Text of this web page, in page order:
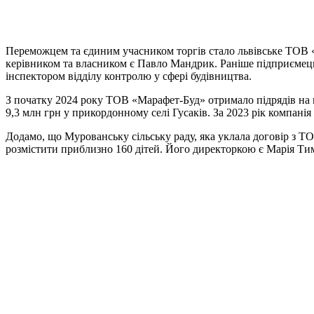
Переможцем та єдиним учасником торгів стало львівське ТОВ
керівником та власником є Павло Мандрик. Раніше
інспектором відділу контролю у сфері будівництва.
З початку 2024 року ТОВ «Марафет-Буд» отримало підрядів
9,3 млн грн у прикордонному селі Гусаків. За 2023 рік
Додамо, що Мурованську сільську раду, яка уклала договір
розмістити приблизно 160 дітей. Його директоркою є Марія